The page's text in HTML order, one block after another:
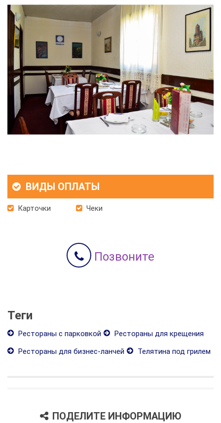
ВИДЫ ОПЛАТЫ
Карточки Чеки
Позвоните
Теги
Рестораны с парковкой
Рестораны для крещения
Рестораны для бизнес-ланчей
Телятина под грилем
ПОДЕЛИТЕ ИНФОРМАЦИЮ